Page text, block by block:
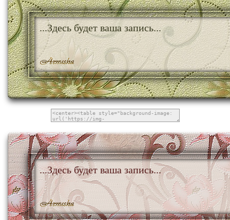
...Здесь будет ваша запись...
...Здесь будет ваша запись...